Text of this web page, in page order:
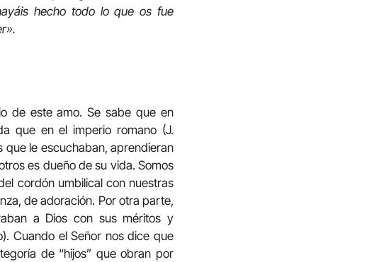
hecho todo lo que os fue
de este amo. Se sabe que en
que en el imperio romano (J.
le escuchaban, aprendieran
es dueño de su vida. Somos
cordón umbilical con nuestras
de adoración. Por otra parte,
a Dios con sus méritos y
Cuando el Señor nos dice que
de “hijos” que obran por